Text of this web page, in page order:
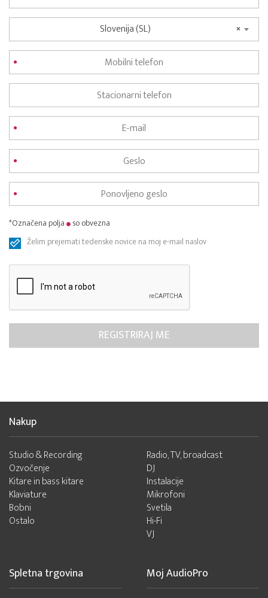
×
Slovenija (SL)
*Označena polja
so obvezna
Želim prejemati tedenske novice na moj e-mail naslov
Nakup
Studio & Recording
Ozvočenje
Kitare in bass kitare
Klaviature
Bobni
Ostalo
Radio, TV, broadcast
DJ
Instalacije
Mikrofoni
Svetila
Hi-Fi
VJ
Spletna trgovina Moj AudioPro